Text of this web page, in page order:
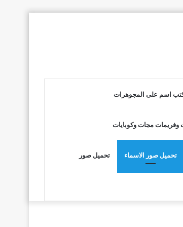
اسم على المجوهرات
وفريمات مجات وكوبايات
تحميل صور الاسماء تحميل صور